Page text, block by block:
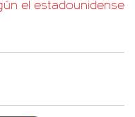
el estadounidense